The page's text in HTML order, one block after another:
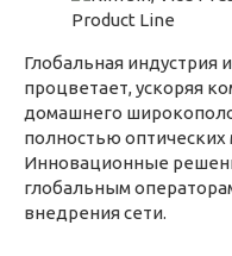
Глобальная индустрия
процветает, ускоряя
домашнего
полностью оптических
Инновационные
глобальным
внедрения сети.